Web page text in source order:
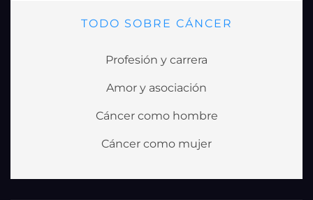
TODO SOBRE CÁNCER
Profesión y carrera
Amor y asociación
Cáncer como hombre
Cáncer como mujer